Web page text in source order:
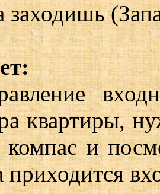
заходишь
квартиры,
компас и
приходится